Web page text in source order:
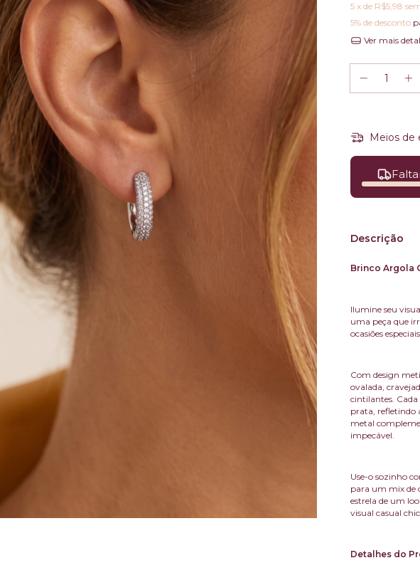
5 x de R$5,98
5% de desconto
Ver mais
Meios de
Descrição
Brinco Argola
Ilumine seu
uma peça que
ocasiões
Com design
ovalada,
cintilantes.
prata, refletindo
metal
impecável.
Use-o sozinho
para um mix de
estrela de um
visual casual
Detalhes do